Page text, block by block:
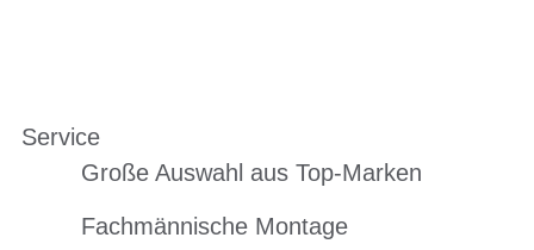
Service
Große Auswahl aus Top-Marken
Fachmännische Montage